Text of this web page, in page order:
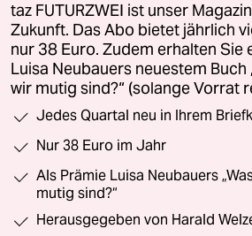
taz FUTURZWEI ist unser
Zukunft. Das Abo bietet jährlich
nur 38 Euro. Zudem erhalten Sie
Luisa Neubauers neuestem Buch
wir mutig sind?“ (solange Vorrat
Jedes Quartal neu in Ihrem
Nur 38 Euro im Jahr
Als Prämie Luisa Neubauers
mutig sind?“
Herausgegeben von Harald